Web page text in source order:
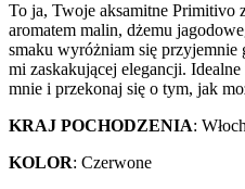
To ja, Twoje aksamitne Primitivo
aromatem malin, dżemu
smaku wyróżniam się przyjemnie
mi zaskakującej elegancji.
mnie i przekonaj się o tym, jak
KRAJ POCHODZENIA:
KOLOR: Czerwone